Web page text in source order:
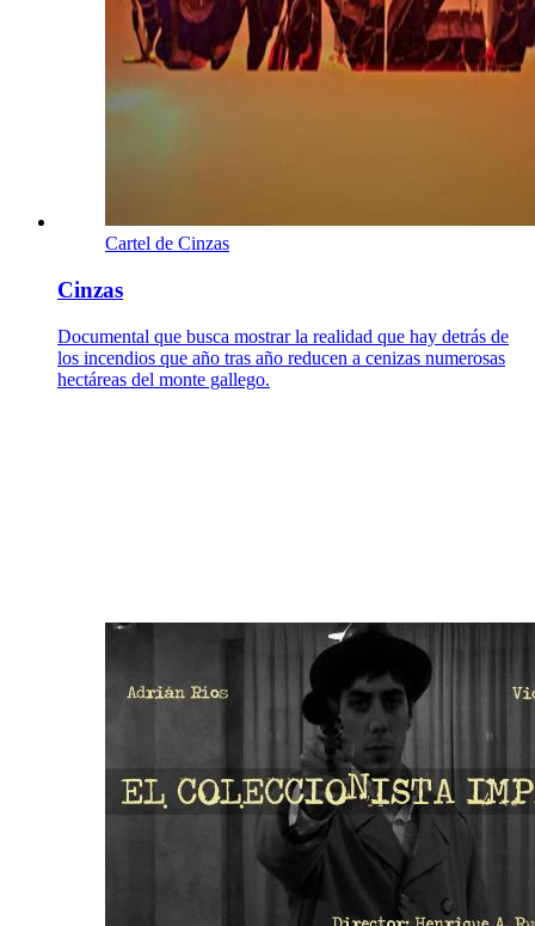
Cartel de Cinzas
Cinzas
Documental que busca mostrar la realidad que hay detrás de
los incendios que año tras año reducen a cenizas numerosas
hectáreas del monte gallego.